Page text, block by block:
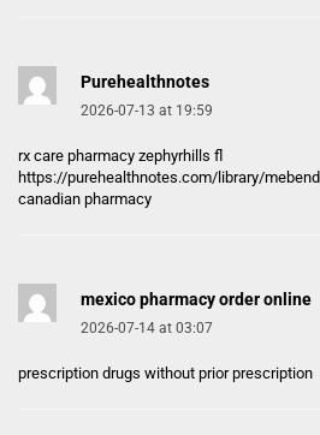
Purehealthnotes
2026-07-13 at 19:59
rx care pharmacy zephyrhills fl
https://purehealthnotes.com/library/
canadian pharmacy
mexico pharmacy order online
2026-07-14 at 03:07
prescription drugs without prior prescription